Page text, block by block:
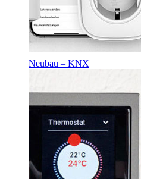
Neubau – KNX